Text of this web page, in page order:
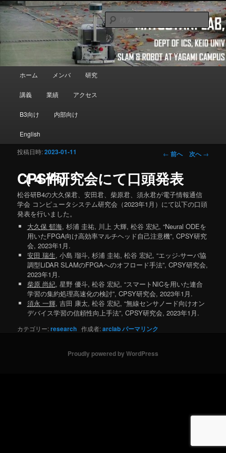
メインコンテンツへ移動
Matsutani Lab
Department of Information and Computer Science, Keio University
検
索
メインメニュー
ホーム メンバ 研究
講義 業績 アクセス
B3向け 内部向け
English
投稿ナビゲーシ
← 前へ 次へ→
CPSY研究会にて口頭発表（４件）
投稿日時:2023-01-11
松谷研B4の大久保君、安田君、柴原君、須永君が電子情報通信
学会 コンピュータシステム研究会（2023年1月）にて以下の口頭
発表を行いました。
大久保 郁海, 杉浦 圭祐, 川上 大輝, 松谷 宏紀, “Neural ODEを
用いたFPGA向け高効率マルチヘッド自己注意機”, CPSY研究
会, 2023年1月.
安田 瑞生, 小島 瑠斗, 杉浦 圭祐, 松谷 宏紀, “エッジ-サーバ協
調型LiDAR SLAMのFPGAへのオフロード手法”, CPSY研究会,
2023年1月.
柴原 尚紀, 星野 優斗, 松谷 宏紀, “スマートNICを用いた連合
学習の集約処理高速化の検討”, CPSY研究会, 2023年1月.
須永 一輝, 吉田 康太, 松谷 宏紀, “無線センサノード向けオン
デバイス学習の信頼性向上手法”, CPSY研究会, 2023年1月.
カテゴリー:research 作成者:arclabパーマリンク
Proudly powered by WordPress